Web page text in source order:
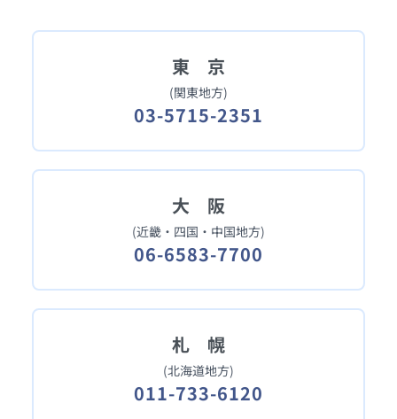
東 京
(関東地方)
03-5715-2351
大 阪
(近畿・四国・中国地方)
06-6583-7700
札 幌
(北海道地方)
011-733-6120